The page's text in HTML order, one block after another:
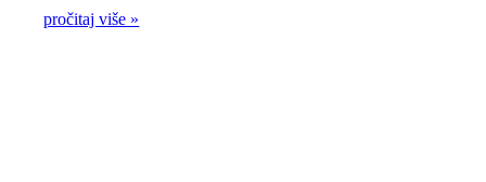
pročitaj više »